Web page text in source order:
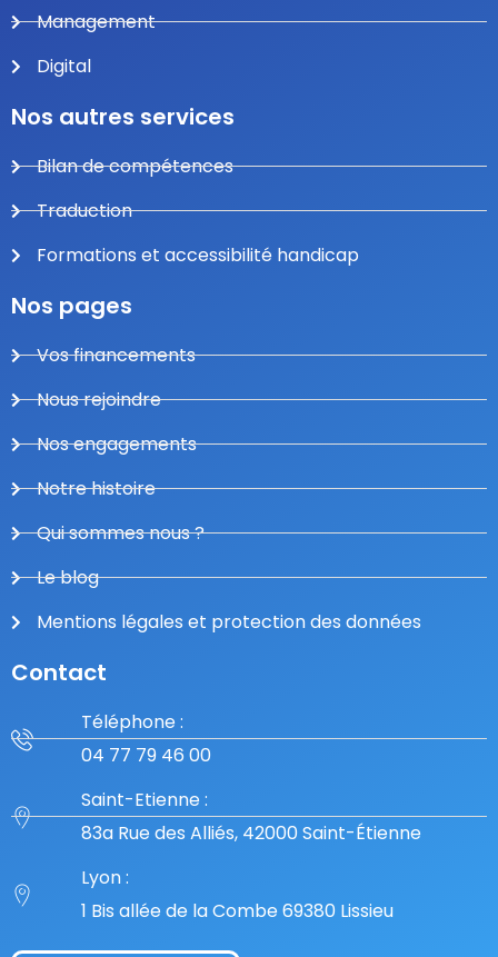
Management
Digital
Nos autres services
Bilan de compétences
Traduction
Formations et accessibilité handicap
Nos pages
Vos financements
Nous rejoindre
Nos engagements
Notre histoire
Qui sommes nous ?
Le blog
Mentions légales et protection des données
Contact
Téléphone :
04 77 79 46 00
Saint-Etienne :
83a Rue des Alliés, 42000 Saint-Étienne
Lyon :
1 Bis allée de la Combe 69380 Lissieu